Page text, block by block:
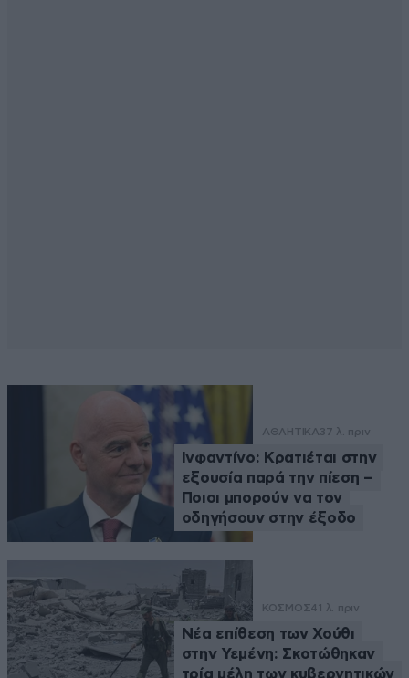
ΑΘΛΗΤΙΚΑ37 λ. πριν
Ινφαντίνο: Κρατιέται στην
εξουσία παρά την πίεση –
Ποιοι μπορούν να τον
οδηγήσουν στην έξοδο
ΚΟΣΜΟΣ41 λ. πριν
Νέα επίθεση των Χούθι
στην Υεμένη: Σκοτώθηκαν
τρία μέλη των κυβερνητικών